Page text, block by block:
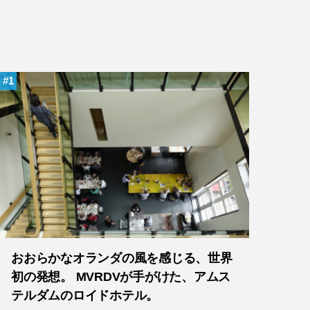
1
おおらかなオランダの風を感じる、世界
初の発想。 MVRDVが手がけた、アムス
テルダムのロイドホテル。